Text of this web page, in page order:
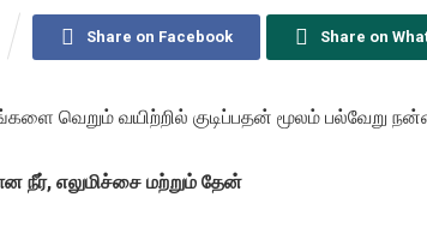
Share on Facebook Share on
வெறும் வயிற்றில் குடிப்பதன் மூலம் பல்வேறு
நீர், எலுமிச்சை மற்றும் தேன்